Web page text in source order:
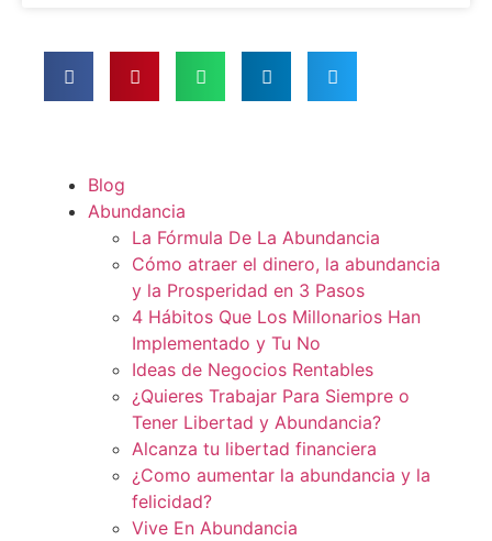
Blog
Abundancia
La Fórmula De La Abundancia
Cómo atraer el dinero, la abundancia
y la Prosperidad en 3 Pasos
4 Hábitos Que Los Millonarios Han
Implementado y Tu No
Ideas de Negocios Rentables
¿Quieres Trabajar Para Siempre o
Tener Libertad y Abundancia?
Alcanza tu libertad financiera
¿Como aumentar la abundancia y la
felicidad?
Vive En Abundancia